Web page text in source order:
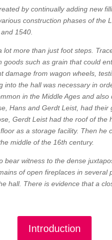
by continually adding new
construction phases of the
1540.
more than just foot steps.
such as grain that could
damage from wagon wheels,
the hall was necessary in
in the Middle Ages and
Hans and Gerdt Leist, had
Gerdt Leist had the roof of the
as a storage facility. Then he
middle of the 16th century.
witness to the dense
of open fireplaces in
hall. There is evidence that a
Introduction